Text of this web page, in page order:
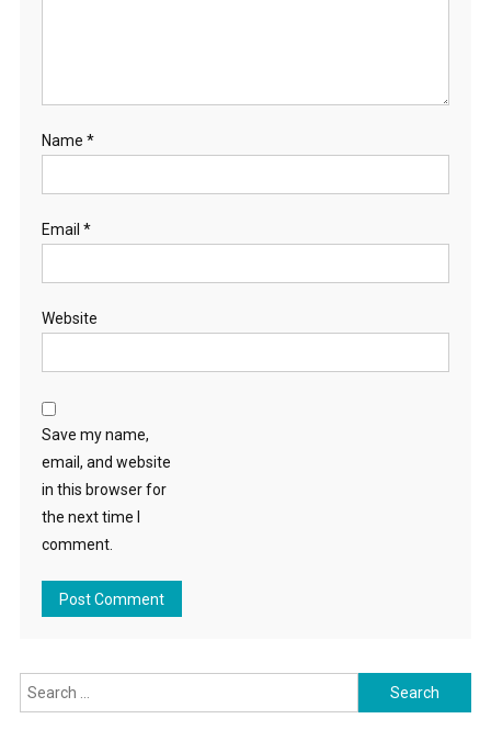
Name *
Email *
Website
Save my name,
email, and website
in this browser for
the next time I
comment.
Search for: